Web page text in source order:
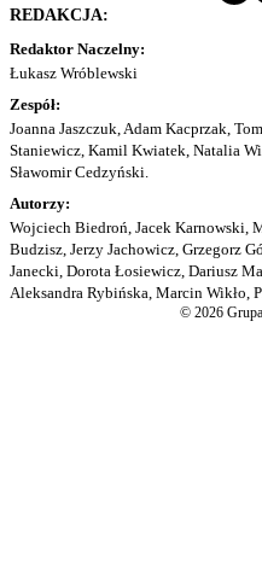
REDAKCJA:
Redaktor Naczelny:
Łukasz Wróblewski
Zespół:
Joanna Jaszczuk, Adam Kacprzak,
Staniewicz, Kamil Kwiatek, Natalia
Sławomir Cedzyński.
Autorzy:
Wojciech Biedroń, Jacek Karnowski,
Budzisz, Jerzy Jachowicz, Grzegorz
Janecki, Dorota Łosiewicz, Dariusz
Aleksandra Rybińska, Marcin Wikło,
© 2026